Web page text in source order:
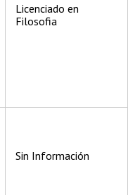
Licenciado en
Filosofia
Sin Información